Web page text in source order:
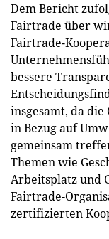
Dem Bericht
Fairtrade über
Fairtrade-
bessere
insgesamt, da die
in Bezug auf
gemeinsam
Themen wie
Arbeitsplatz und
Fairtrade-
zertifizierten